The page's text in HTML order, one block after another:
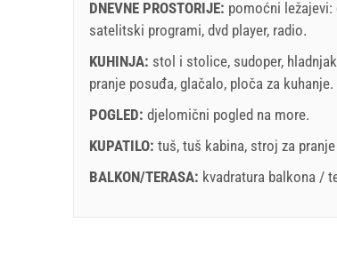
DNEVNE PROSTORIJE: pomoćni ležajevi:
satelitski programi, dvd player, radio.
KUHINJA: stol i stolice, sudoper, hladnjak
pranje posuđa, glačalo, ploča za kuhanje.
POGLED: djelomični pogled na more.
KUPATILO: tuš, tuš kabina, stroj za
BALKON/TERASA: kvadratura balkona /